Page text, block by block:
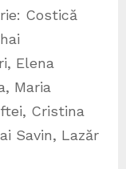
Costică
Elena
Maria
Cristina
Savin, Lazăr